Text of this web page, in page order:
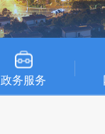
政务服务